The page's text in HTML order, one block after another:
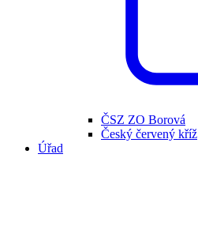
ČSZ ZO Borová
Český červený kříž
Úřad